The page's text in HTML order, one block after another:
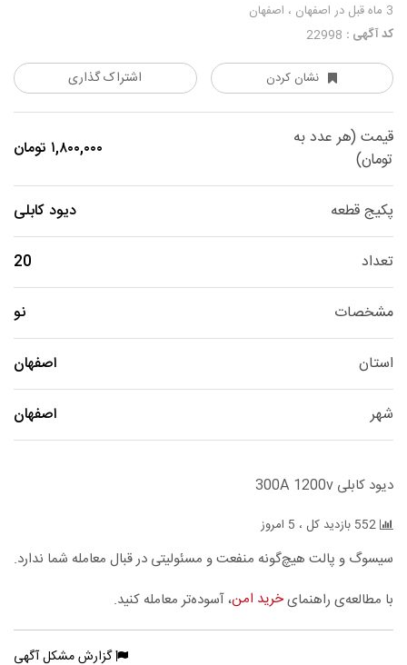
3 ماه قبل
در اصفهان ، اصفهان
کد آگهی :
نشان کردن اشتراک گذاری
قیمت (هر عدد به
تومان)
۱,۸۰۰,۰۰۰ تومان
پکیج قطعه دیود کابلی
تعداد 20
مشخصات نو
استان اصفهان
شهر اصفهان
دیود کابلی 300A 1200v
سیسوگ و پالت هیچ‌گونه منفعت و مسئولیتی در قبال معامله شما ندارد.
با مطالعه‌ی راهنمایخرید امن، آسوده‌تر معامله کنید.
گزارش مشکل آگهی